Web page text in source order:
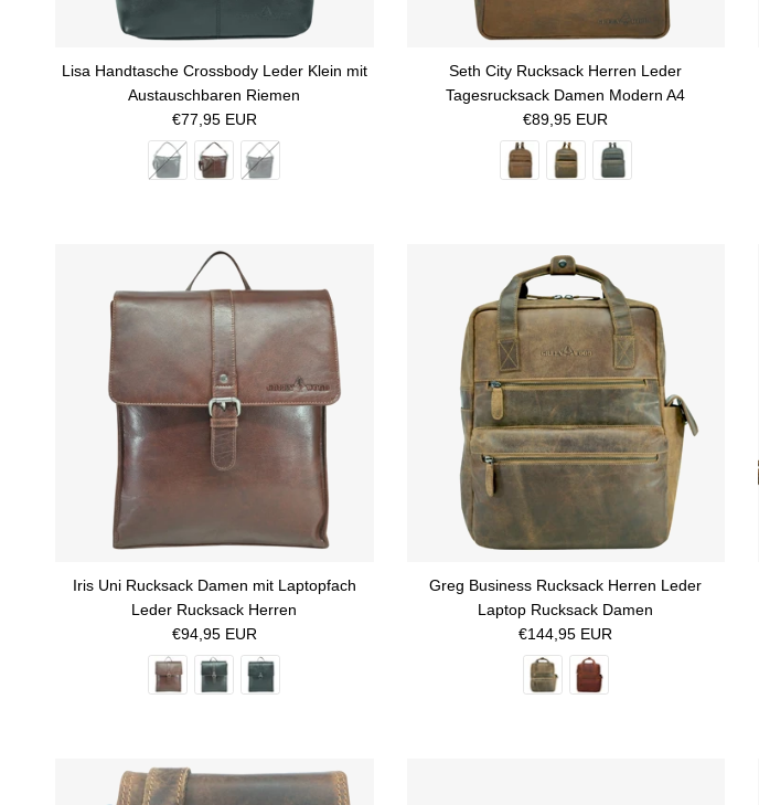
Lisa Handtasche Crossbody Leder Klein mit
Austauschbaren Riemen
Normaler Preis
€77,95 EUR
Seth City Rucksack Herren Leder
Tagesrucksack Damen Modern A4
Normaler Preis
€89,95 EUR
Iris Uni Rucksack Damen mit Laptopfach
Leder Rucksack Herren
Normaler Preis
€94,95 EUR
Greg Business Rucksack Herren Leder
Laptop Rucksack Damen
Normaler Preis
€144,95 EUR